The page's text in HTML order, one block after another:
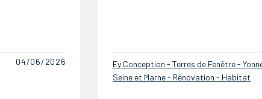
03/06/2026
Ey Conception - Terres de Fenêtre -
Seine et Marne - Rénovation - Habitat